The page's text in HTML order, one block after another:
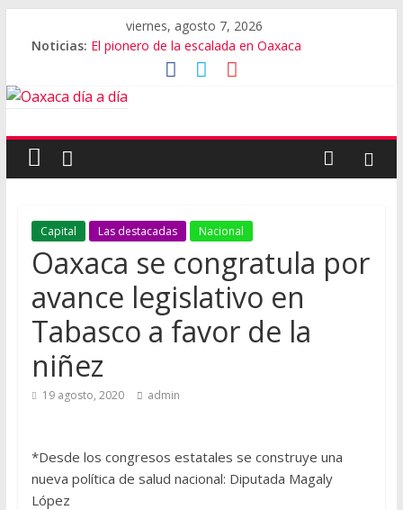
viernes, agosto 7, 2026
Noticias: El pionero de la escalada en Oaxaca
Oaxaca capital, 3er destino más feliz del mundo
Aniversario del Museo Frissell de Mitla
Capital Las destacadas Nacional
Oaxaca se congratula por
avance legislativo en
Tabasco a favor de la
niñez
19 agosto, 2020 admin
*Desde los congresos estatales se construye una
nueva política de salud nacional: Diputada Magaly
López